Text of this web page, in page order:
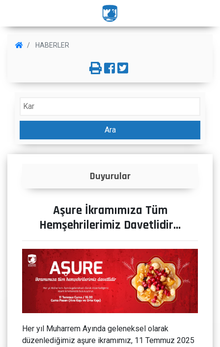
HABERLER
Ara
Duyurular
Aşure İkramımıza Tüm
Hemşehrilerimiz Davetlidir...
Her yıl Muharrem Ayında geleneksel olarak
düzenlediğimiz aşure ikramımız, 11 Temmuz 2025